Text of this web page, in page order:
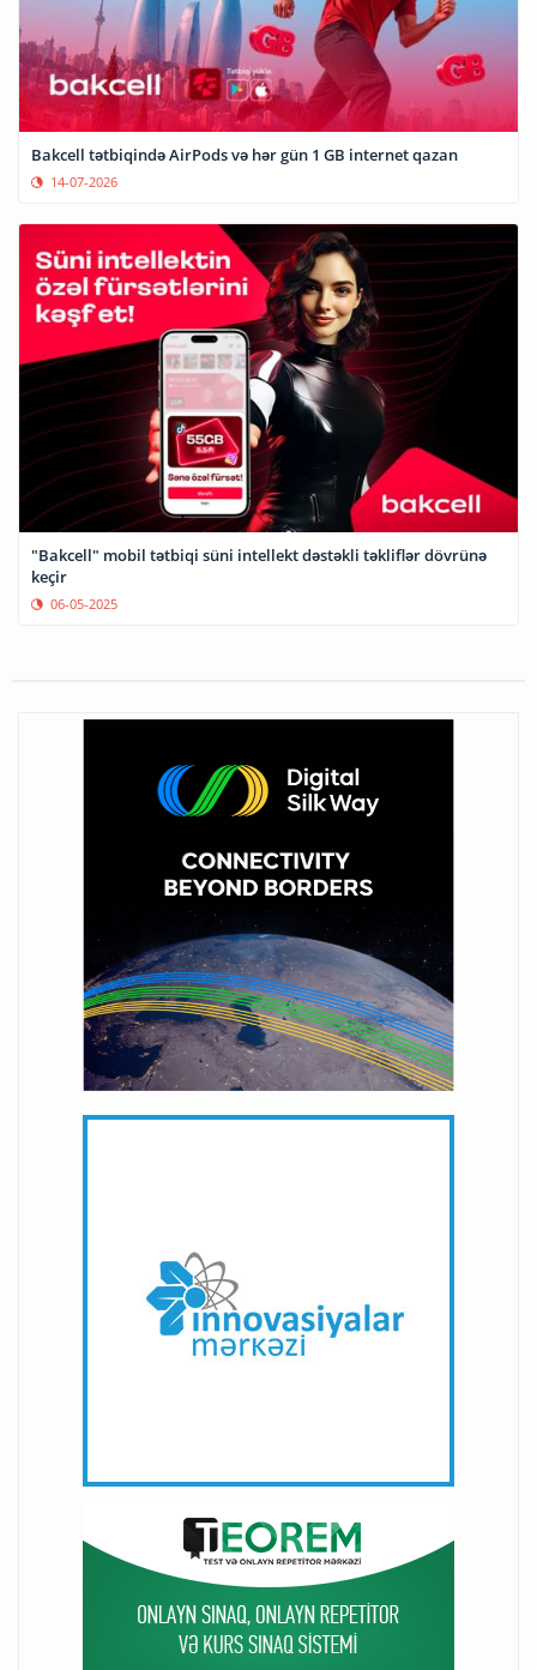
Bakcell tətbiqində AirPods və hər gün 1 GB internet qazan
14-07-2026
"Bakcell" mobil tətbiqi süni intellekt dəstəkli təkliflər dövrünə
keçir
06-05-2025